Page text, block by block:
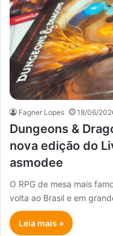
Fagner Lopes 18/06/
Dungeons &
nova edição do
asmodee
O RPG de mesa mais
volta ao Brasil e em
Leia mais »